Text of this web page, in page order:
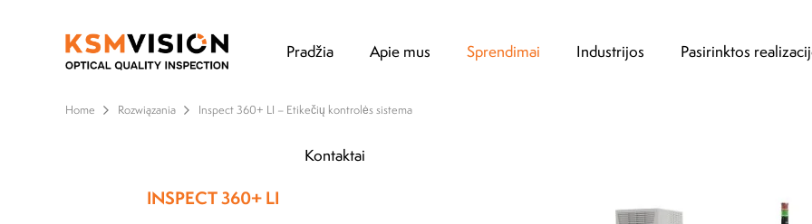
Pradžia Apie mus Sprendimai Industrijos Pasirinktos
Kontaktai
Home Rozwiązania Inspect 360+ LI – Etikečių kontrolės sistema
INSPECT 360+ LI